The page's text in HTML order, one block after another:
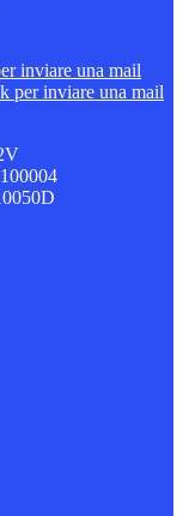
inviare una mail
per inviare una mail